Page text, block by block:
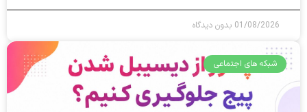
01/08/2026 بدون دیدگاه
شبکه های اجتماعی